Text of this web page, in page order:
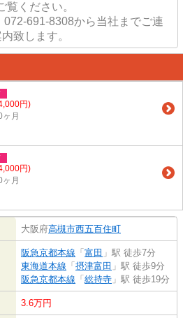
覧ください。
691-8308から当社までご連
致します。
円)
月
円)
月
大阪府高槻市西五百住町
阪急京都本線 「 富田 」駅 徒歩7分
東海道本線 「 摂津富田 」駅 徒歩9分
阪急京都本線 「 総持寺 」駅 徒歩19分
3.6万円